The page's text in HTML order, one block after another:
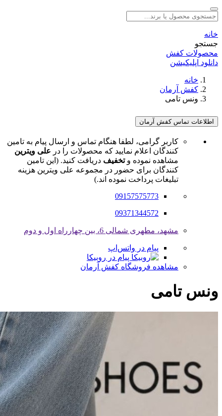
خانه
جستجو
محصولات کفش
دانلود اپلیکیشن
خانه
کفش آرمان
ونس تامی
اطلاعات تماس کفش آرمان
کاربر گرامی، لطفا هنگام تماس و ارسال پیام به تامین
کنندگان اعلام نمایید که محصولات را در علی ویترین
مشاهده نموده وتخفیف دریافت کنید. (این تامین
کنندگان برای حضور در مجموعه علی ویترین هزینه
تبلیغات پرداخت نموده اند.)
09157575773
09371344572
مشهد، مطهری شمالی 6، بین چهارراه اول و دوم
پیام در واتس‌اپ
پیام در روبیکا
مشاهده فروشگاه کفش آرمان
ونس تامی